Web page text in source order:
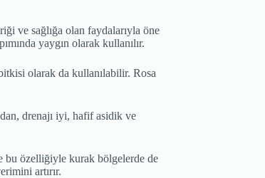
ve sağlığa olan faydalarıyla öne
yaygın olarak kullanılır.
olarak da kullanılabilir. Rosa
drenajı iyi, hafif asidik ve
bu özelliğiyle kurak bölgelerde de
artırır.